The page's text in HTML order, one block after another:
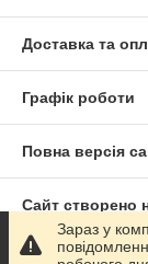
Доставка та
Графік роботи
Повна версія
Сайт створено
Політика
Зараз у